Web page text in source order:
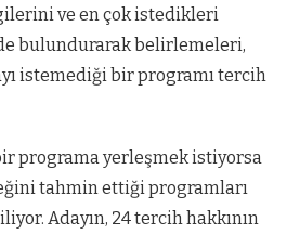
ve en çok istedikleri
bulundurarak belirlemeleri,
istemediği bir programı tercih
programa yerleşmek istiyorsa
tahmin ettiği programları
Adayın, 24 tercih hakkının